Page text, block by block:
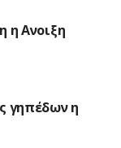
η Ανοιξη
γηπέδων η